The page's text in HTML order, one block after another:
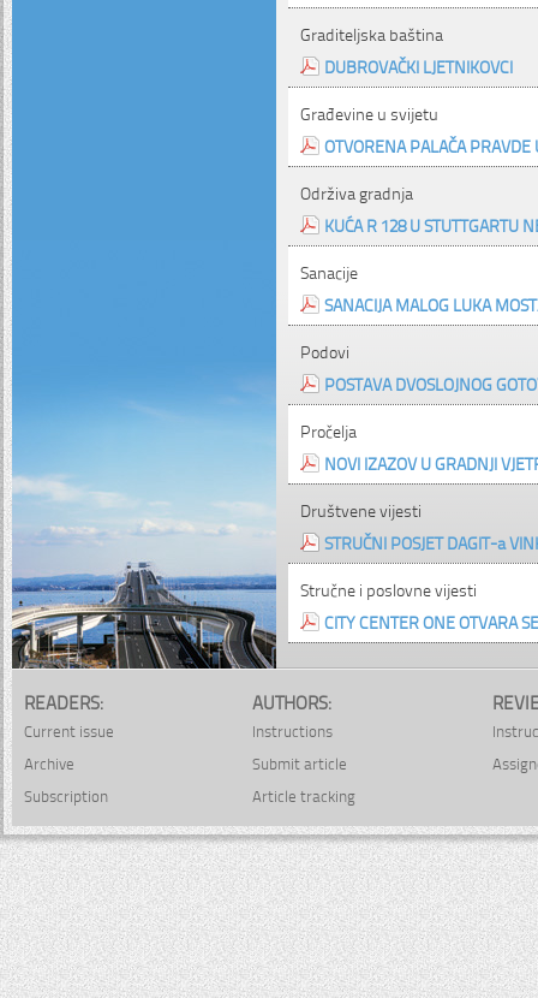
Graditeljska baština
DUBROVAČKI LJETNIKOVCI
Građevine u svijetu
OTVORENA PALAČA
Održiva gradnja
KUĆA R 128 U STUTTGARTU
Sanacije
SANACIJA MALOG LUKA
Podovi
POSTAVA DVOSLOJNOG
Pročelja
NOVI IZAZOV U GRADNJI
Društvene vijesti
STRUČNI POSJET DAGIT-a
Stručne i poslovne vijesti
CITY CENTER ONE OTVARA
READERS:
Current issue
Archive
Subscription
AUTHORS:
Instructions
Submit article
Article tracking